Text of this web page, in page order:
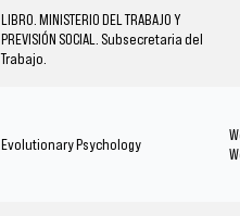
LIBRO. MINISTERIO DEL TRABAJO Y
PREVISIÓN SOCIAL. Subsecretaria del
Trabajo.
Evolutionary Psychology